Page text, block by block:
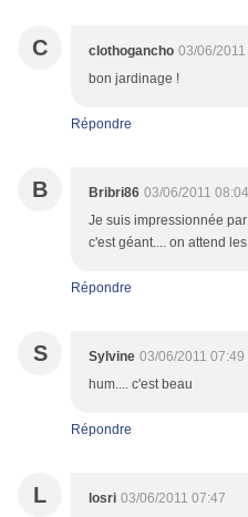
C clothogancho 03/06/
bon jardinage !
Répondre
B Bribri86 03/06/2011 08:04
Je suis impressionnée
c'est géant.... on attend
Répondre
S Sylvine 03/06/2011 07:49
hum.... c'est beau
Répondre
L losri 03/06/2011 07:47